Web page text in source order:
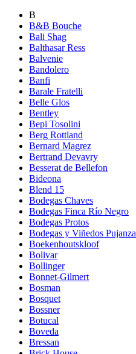
B
B&B Bouche
Bali Shag
Balthasar Ress
Balvenie
Bandolero
Banfi
Barale Fratelli
Belle Glos
Bentley
Bepi Tosolini
Berg Rottland
Bernard Magrez
Bertrand Devavry
Besserat de Bellefon
Bideona
Blend 15
Bodegas Chaves
Bodegas Finca Río Negro
Bodegas Protos
Bodegas y Viñedos Pujanza
Boekenhoutskloof
Bolivar
Bollinger
Bonnet-Gilmert
Bosman
Bosquet
Bossner
Botucal
Boveda
Bressan